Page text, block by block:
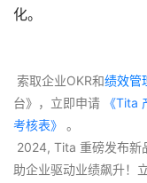
化。
索取企业OKR和绩效管
台》，立即申请 《Tita
考核表》
。
助企业驱动业绩飙升！